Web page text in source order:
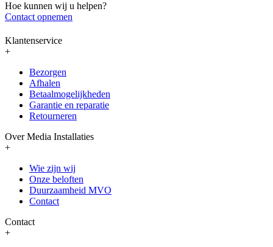
Hoe kunnen wij u helpen?
Contact opnemen
Klantenservice
+
Bezorgen
Afhalen
Betaalmogelijkheden
Garantie en reparatie
Retourneren
Over Media Installaties
+
Wie zijn wij
Onze beloften
Duurzaamheid MVO
Contact
Contact
+